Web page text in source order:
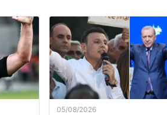
05/08/2026